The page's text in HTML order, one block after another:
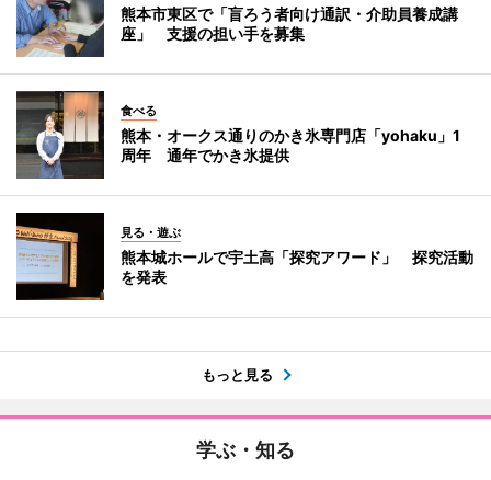
熊本市東区で「盲ろう者向け通訳・介助員養成講
座」 支援の担い手を募集
食べる
熊本・オークス通りのかき氷専門店「yohaku」1
周年 通年でかき氷提供
見る・遊ぶ
熊本城ホールで宇土高「探究アワード」 探究活動
を発表
もっと見る
学ぶ・知る